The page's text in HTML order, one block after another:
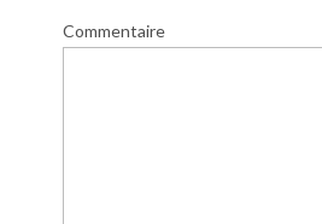
Commentaire